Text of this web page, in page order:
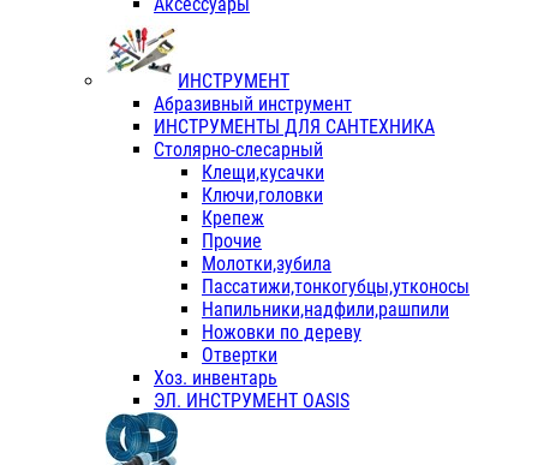
ИНСТРУМЕНТ
Абразивный инструмент
ИНСТРУМЕНТЫ ДЛЯ САНТЕХНИКА
Столярно-слесарный
Клещи,кусачки
Ключи,головки
Крепеж
Прочие
Молотки,зубила
Пассатижи,тонкогубцы,утконосы
Напильники,надфили,рашпили
Ножовки по дереву
Отвертки
Хоз. инвентарь
ЭЛ. ИНСТРУМЕНТ OASIS